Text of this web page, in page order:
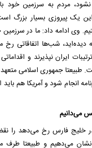
مردم به سرزمین خود
یک پیروزی بسیار بزرگ
وی ادامه داد: ما در سرزمین
شب‌ها اتفاقاتی
ایران نپذیرند و
۵ برعهده ایران است. طبیعتا جمهوری
انجام شود و آمریکا هم باید
می‌دانیم
خلیج فارس رخ می‌دهد را
می‌دهیم و طبیعتا طرف